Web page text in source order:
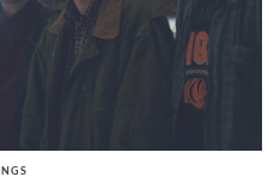
CATEGORIES